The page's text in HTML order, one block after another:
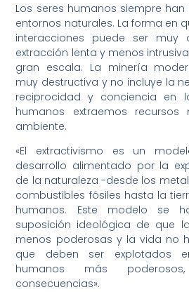
Los seres humanos siempre
entornos naturales. La forma en
interacciones puede ser muy
extracción lenta y menos
gran escala. La minería
muy destructiva y no incluye la
reciprocidad y conciencia en
humanos extraemos recursos
ambiente.
«El extractivismo es un
desarrollo alimentado por la
de la naturaleza -desde los
combustibles fósiles hasta la
humanos. Este modelo se
suposición ideológica de que
menos poderosas y la vida no
que deben ser explotados
humanos más
consecuencias».